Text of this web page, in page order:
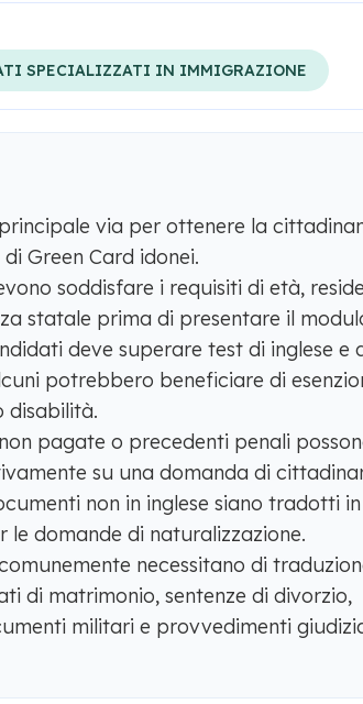
SPECIALIZZATI IN IMMIGRAZIONE
via per ottenere la
Green Card idonei.
soddisfare i requisiti di età,
statale prima di presentare il
deve superare test di inglese e
potrebbero beneficiare di
disabilità.
pagate o precedenti penali
su una domanda di
non in inglese siano tradotti
domande di naturalizzazione.
necessitano di
di matrimonio, sentenze di divorzio,
militari e provvedimenti